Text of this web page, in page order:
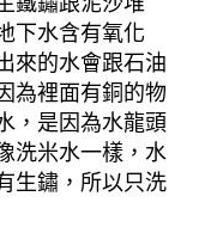
下水含有氧化
來的水會跟石油
為裡面有銅的物
，是因為水龍頭
洗米水一樣，水
生鏽，所以只洗